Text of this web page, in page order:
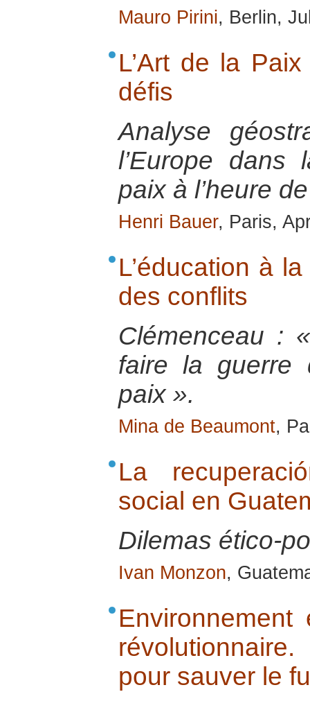
Mauro Pirini, Berlin,
L’Art de la
défis
Analyse
l’Europe dans
paix à l’heure
Henri Bauer, Paris,
L’éducation à
des conflits
Clémenceau :
faire la guerre
paix ».
Mina de Beaumont,
La
social en
Dilemas ético-
Ivan Monzon,
pour sauver le